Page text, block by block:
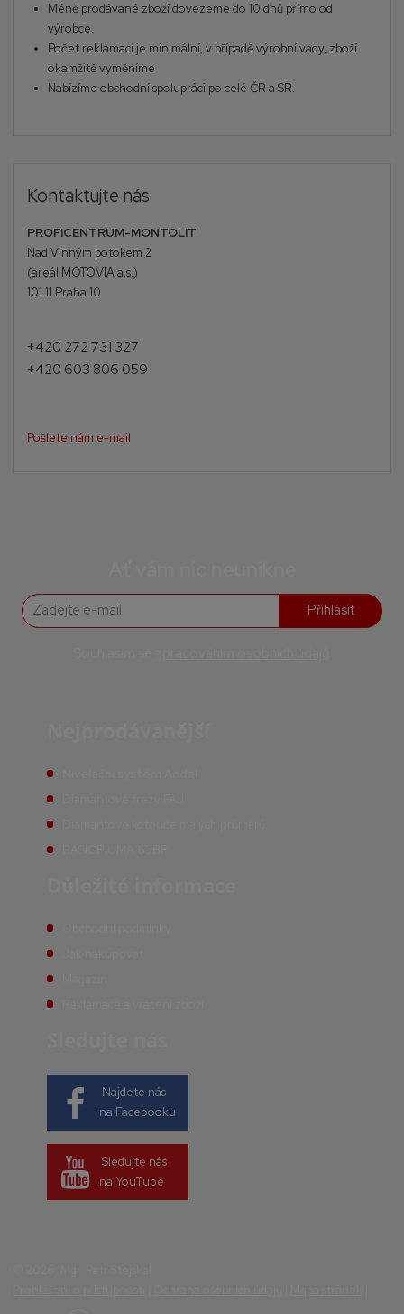
Méně prodávané zboží dovezeme do 10 dnů přímo od
výrobce.
Počet reklamací je minimální, v případě výrobní vady, zboží
okamžitě vyměníme
Nabízíme obchodní spolupráci po celé ČR a SR.
Kontaktujte nás
PROFICENTRUM-MONTOLIT
Nad Vinným potokem 2
(areál MOTOVIA a.s.)
101 11 Praha 10
+420 272 731 327
+420 603 806 059
Pošlete nám e-mail
Přihlásit
Najdete nás
na Facebooku
Sledujte nás
na YouTube